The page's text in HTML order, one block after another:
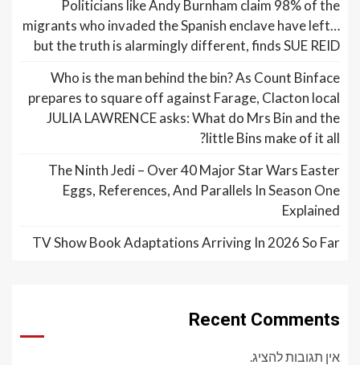
Politicians like Andy Burnham claim 98% of the
migrants who invaded the Spanish enclave have left…
but the truth is alarmingly different, finds SUE REID
Who is the man behind the bin? As Count Binface
prepares to square off against Farage, Clacton local
JULIA LAWRENCE asks: What do Mrs Bin and the
little Bins make of it all?
The Ninth Jedi – Over 40 Major Star Wars Easter
Eggs, References, And Parallels In Season One
Explained
TV Show Book Adaptations Arriving In 2026 So Far
Recent Comments
אין תגובות להציג.